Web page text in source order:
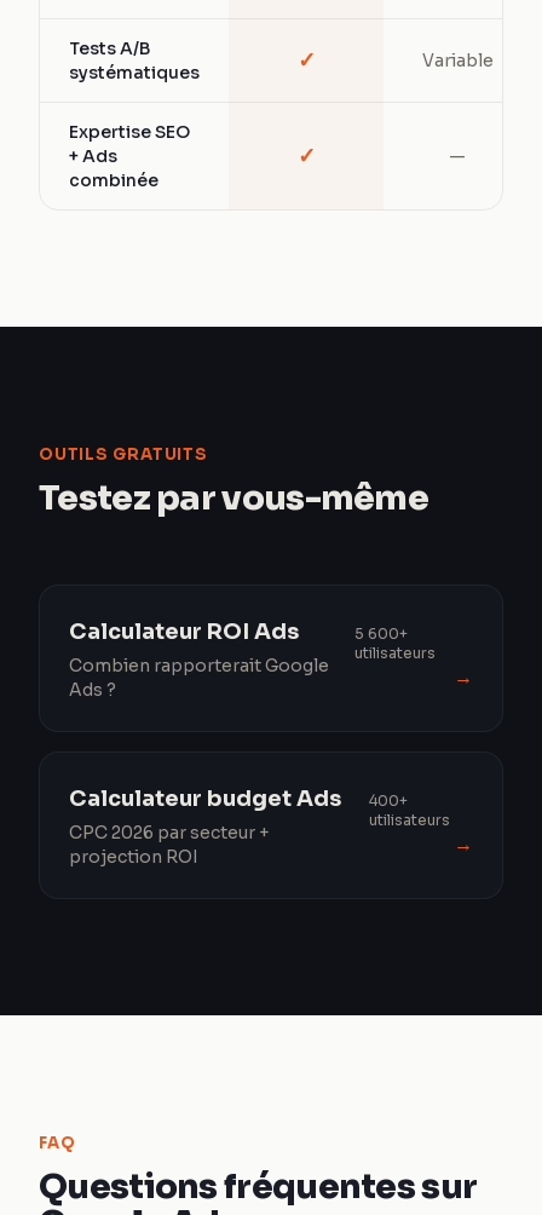
Tests A/B
systématiques
✓ Variable
Expertise SEO
+ Ads
combinée
✓ —
OUTILS GRATUITS
Testez par vous-même
Calculateur ROI Ads
Combien rapporterait Google
Ads ?
5 600+
utilisateurs
→
Calculateur budget Ads
CPC 2026 par secteur +
projection ROI
400+
utilisateurs
→
FAQ
Questions fréquentes sur